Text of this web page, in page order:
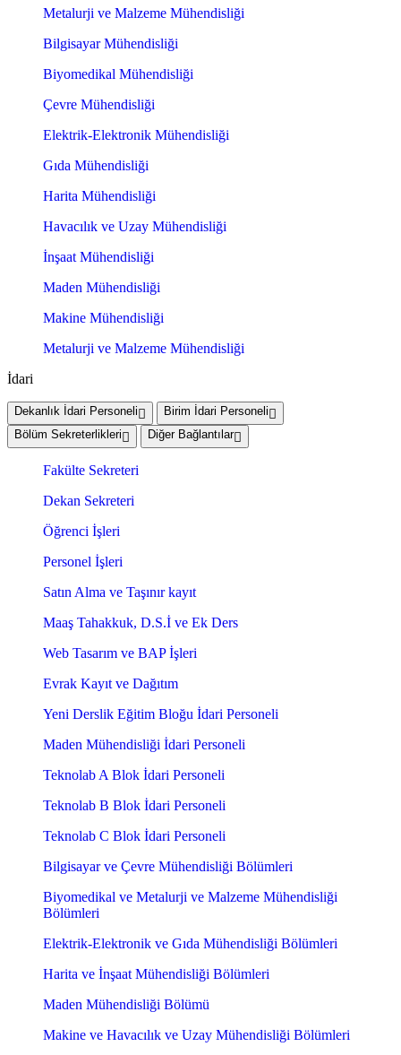
Metalurji ve Malzeme Mühendisliği
Bilgisayar Mühendisliği
Biyomedikal Mühendisliği
Çevre Mühendisliği
Elektrik-Elektronik Mühendisliği
Gıda Mühendisliği
Harita Mühendisliği
Havacılık ve Uzay Mühendisliği
İnşaat Mühendisliği
Maden Mühendisliği
Makine Mühendisliği
Metalurji ve Malzeme Mühendisliği
İdari
Dekanlık İdari Personeli
Birim İdari Personeli
Bölüm Sekreterlikleri
Diğer Bağlantılar
Fakülte Sekreteri
Dekan Sekreteri
Öğrenci İşleri
Personel İşleri
Satın Alma ve Taşınır kayıt
Maaş Tahakkuk, D.S.İ ve Ek Ders
Web Tasarım ve BAP İşleri
Evrak Kayıt ve Dağıtım
Yeni Derslik Eğitim Bloğu İdari Personeli
Maden Mühendisliği İdari Personeli
Teknolab A Blok İdari Personeli
Teknolab B Blok İdari Personeli
Teknolab C Blok İdari Personeli
Bilgisayar ve Çevre Mühendisliği Bölümleri
Biyomedikal ve Metalurji ve Malzeme Mühendisliği
Bölümleri
Elektrik-Elektronik ve Gıda Mühendisliği Bölümleri
Harita ve İnşaat Mühendisliği Bölümleri
Maden Mühendisliği Bölümü
Makine ve Havacılık ve Uzay Mühendisliği Bölümleri